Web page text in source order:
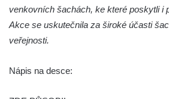
Pomník obětem válek v Hrobčicích
Pomník obětem válek v Mirošovicích
Hrob vojáků Rudé armády na hřbitově v
Hrob Jiřího Dovhomilji na hřbitově v
venkovních šachách, ke které poskytli i
Akce se uskutečnila za široké účasti
veřejnosti.
Nápis na desce: